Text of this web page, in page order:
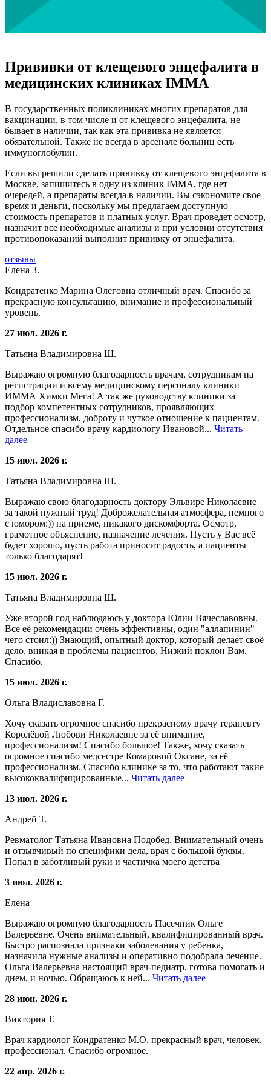
Прививки от клещевого энцефалита в
медицинских клиниках IMMA
В государственных поликлиниках многих препаратов для
вакцинации, в том числе и от клещевого энцефалита, не
бывает в наличии, так как эта прививка не является
обязательной. Также не всегда в арсенале больниц есть
иммуноглобулин.
Если вы решили сделать прививку от клещевого энцефалита в
Москве, запишитесь в одну из клиник IMMA, где нет
очередей, а препараты всегда в наличии. Вы сэкономите свое
время и деньги, поскольку мы предлагаем доступную
стоимость препаратов и платных услуг. Врач проведет осмотр,
назначит все необходимые анализы и при условии отсутствия
противопоказаний выполнит прививку от энцефалита.
отзывы
Елена З.
Кондратенко Марина Олеговна отличный врач. Спасибо за
прекрасную консультацию, внимание и профессиональный
уровень.
27 июл. 2026 г.
Татьяна Владимировна Ш.
Выражаю огромную благодарность врачам, сотрудникам на
регистрации и всему медицинскому персоналу клиники
ИММА Химки Мега! А так же руководству клиники за
подбор компетентных сотрудников, проявляющих
профессионализм, доброту и чуткое отношение к пациентам.
Отдельное спасибо врачу кардиологу Ивановой... Читать
далее
15 июл. 2026 г.
Татьяна Владимировна Ш.
Выражаю свою благодарность доктору Эльвире Николаевне
за такой нужный труд! Доброжелательная атмосфера, немного
с юмором:)) на приеме, никакого дискомфорта. Осмотр,
грамотное объяснение, назначение лечения. Пусть у Вас всё
будет хорошо, пусть работа приносит радость, а пациенты
только благодарят!
15 июл. 2026 г.
Татьяна Владимировна Ш.
Уже второй год наблюдаюсь у доктора Юлии Вячеславовны.
Все её рекомендации очень эффективны, один "аллапинин"
чего стоил:)) Знающий, опытный доктор, который делает своё
дело, вникая в проблемы пациентов. Низкий поклон Вам.
Спасибо.
15 июл. 2026 г.
Ольга Владиславовна Г.
Хочу сказать огромное спасибо прекрасному врачу терапевту
Королёвой Любови Николаевне за её внимание,
профессионализм! Спасибо большое! Также, хочу сказать
огромное спасибо медсестре Комаровой Оксане, за её
профессионализм. Спасибо клинике за то, что работают такие
высококвалифицированные... Читать далее
13 июл. 2026 г.
Андрей Т.
Ревматолог Татьяна Ивановна Подобед. Внимательный очень
и отзывчивый по специфики дела, врач с большой буквы.
Попал в заботливый руки и частичка моего детства
3 июл. 2026 г.
Елена
Выражаю огромную благодарность Пасечник Ольге
Валерьевне. Очень внимательный, квалифицированный врач.
Быстро распознала признаки заболевания у ребенка,
назначила нужные анализы и оперативно подобрала лечение.
Ольга Валерьевна настоящий врач-педиатр, готова помогать и
днем, и ночью. Обращаюсь к ней... Читать далее
28 июн. 2026 г.
Виктория Т.
Врач кардиолог Кондратенко М.О. прекрасный врач, человек,
профессионал. Спасибо огромное.
22 апр. 2026 г.